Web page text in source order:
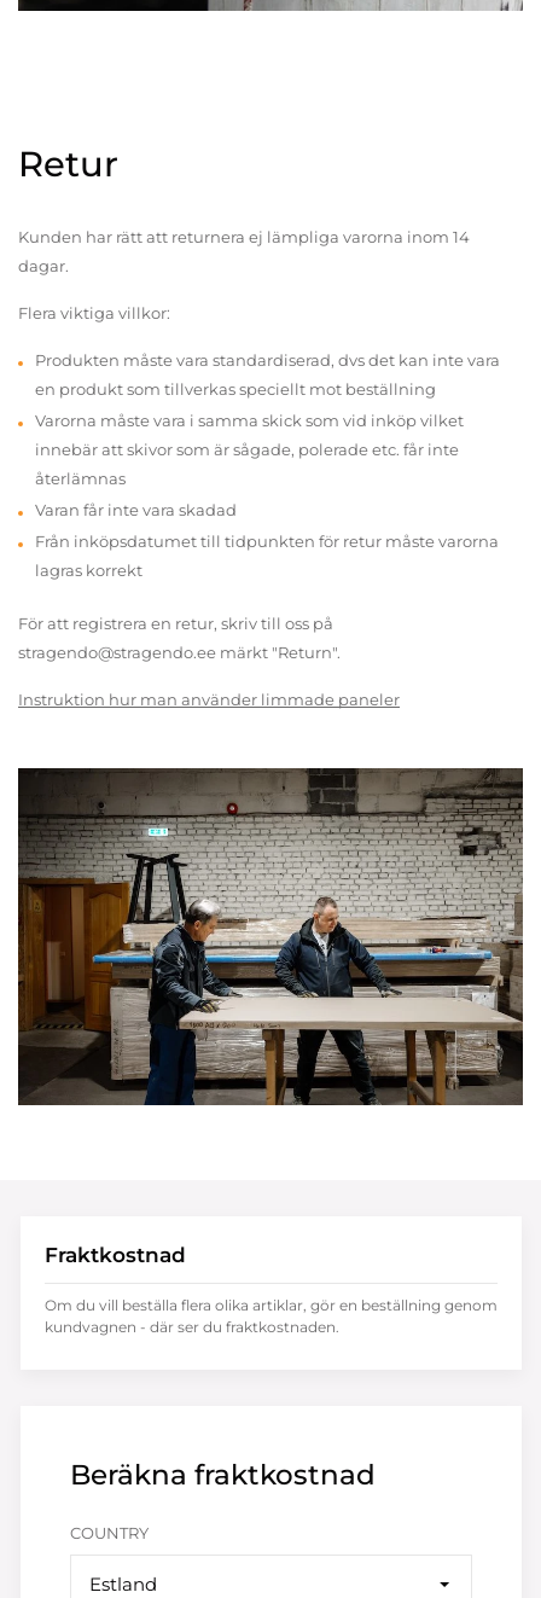
Retur
Kunden har rätt att returnera ej lämpliga varorna inom 14
dagar.
Flera viktiga villkor:
Produkten måste vara standardiserad, dvs det kan inte vara
en produkt som tillverkas speciellt mot beställning
Varorna måste vara i samma skick som vid inköp vilket
innebär att skivor som är sågade, polerade etc. får inte
återlämnas
Varan får inte vara skadad
Från inköpsdatumet till tidpunkten för retur måste varorna
lagras korrekt
För att registrera en retur, skriv till oss på
stragendo@stragendo.ee märkt "Return".
Instruktion hur man använder limmade paneler
Beräkna fraktkostnad
COUNTRY
Estland
Fraktkostnad
Om du vill beställa flera olika artiklar, gör en beställning genom
kundvagnen - där ser du fraktkostnaden.